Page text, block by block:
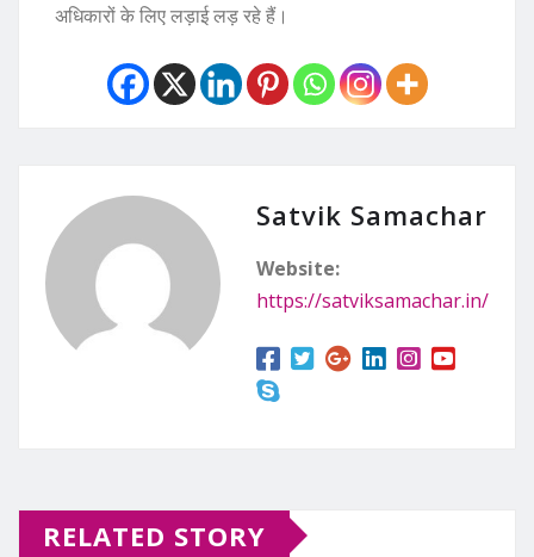
अधिकारों के लिए लड़ाई लड़ रहे हैं।
Satvik Samachar
Website:
https://satviksamachar.in/
RELATED STORY